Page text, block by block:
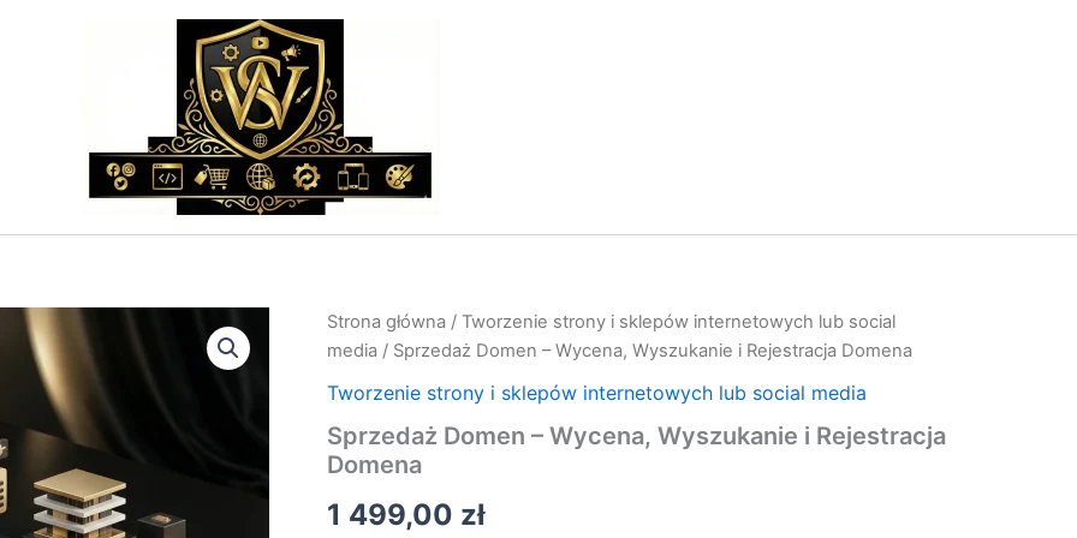
Strona główna / Tworzenie strony i sklepów internetowych lub social
media / Sprzedaż Domen – Wycena, Wyszukanie i Rejestracja Domena
Tworzenie strony i sklepów internetowych lub social media
Sprzedaż Domen – Wycena, Wyszukanie i Rejestracja
Domena
1 499,00 zł
ilość
Sprzedaż
–
Wyszukanie
i
Domena